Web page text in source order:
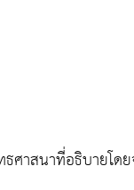
ศาสนาที่อธิบายโ